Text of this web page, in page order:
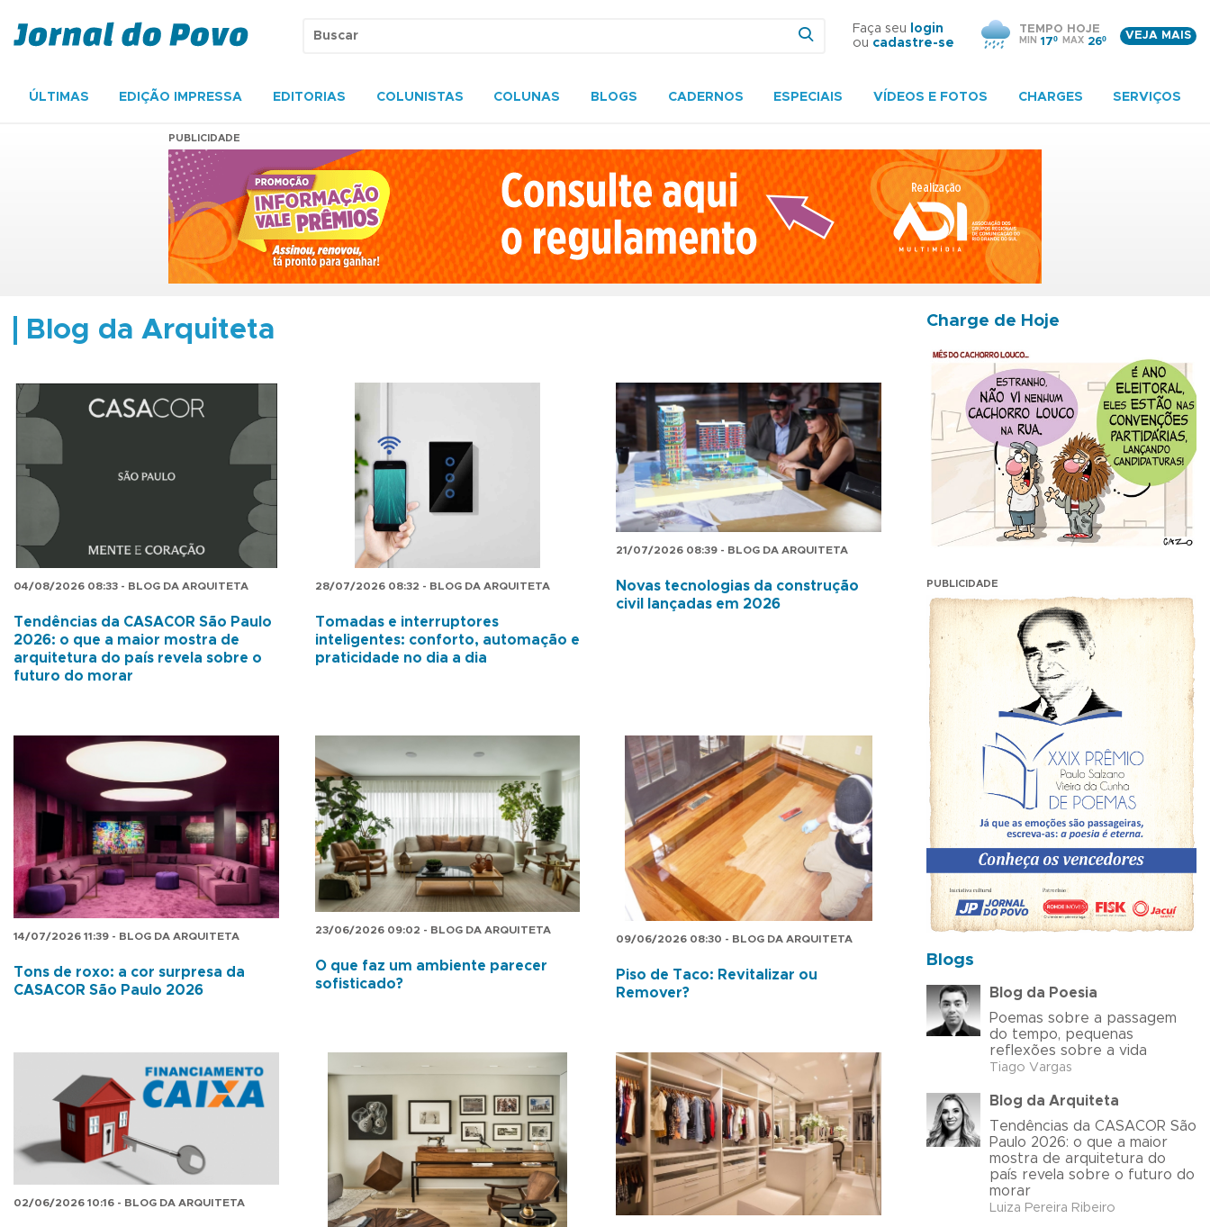
Faça seu
login
ou cadastre-se
TEMPO HOJE
MIN 17º MAX 26º
VEJA MAIS
ÚLTIMAS EDIÇÃO IMPRESSA EDITORIAS COLUNISTAS COLUNAS BLOGS CADERNOS ESPECIAIS VÍDEOS E FOTOS CHARGES SERVIÇOS
PUBLICIDADE
Blog da Arquiteta
04/08/2026 08:33 - BLOG DA ARQUITETA
Tendências da CASACOR São Paulo
2026: o que a maior mostra de
arquitetura do país revela sobre o
futuro do morar
28/07/2026 08:32 - BLOG DA ARQUITETA
Tomadas e interruptores
inteligentes: conforto, automação e
praticidade no dia a dia
21/07/2026 08:39 - BLOG DA ARQUITETA
Novas tecnologias da construção
civil lançadas em 2026
14/07/2026 11:39 - BLOG DA ARQUITETA
Tons de roxo: a cor surpresa da
CASACOR São Paulo 2026
23/06/2026 09:02 - BLOG DA ARQUITETA
O que faz um ambiente parecer
sofisticado?
09/06/2026 08:30 - BLOG DA ARQUITETA
Piso de Taco: Revitalizar ou
Remover?
02/06/2026 10:16 - BLOG DA ARQUITETA
Charge de Hoje
PUBLICIDADE
Blogs
Blog da Poesia
Poemas sobre a passagem
do tempo, pequenas
reflexões sobre a vida
Tiago Vargas
Blog da Arquiteta
Tendências da CASACOR São
Paulo 2026: o que a maior
mostra de arquitetura do
país revela sobre o futuro do
morar
Luiza Pereira Ribeiro